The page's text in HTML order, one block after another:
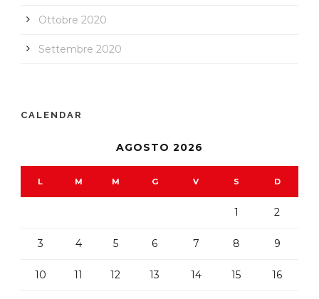
Ottobre 2020
Settembre 2020
CALENDAR
AGOSTO 2026
L M M G V S D
1 2
3 4 5 6 7 8 9
10 11 12 13 14 15 16